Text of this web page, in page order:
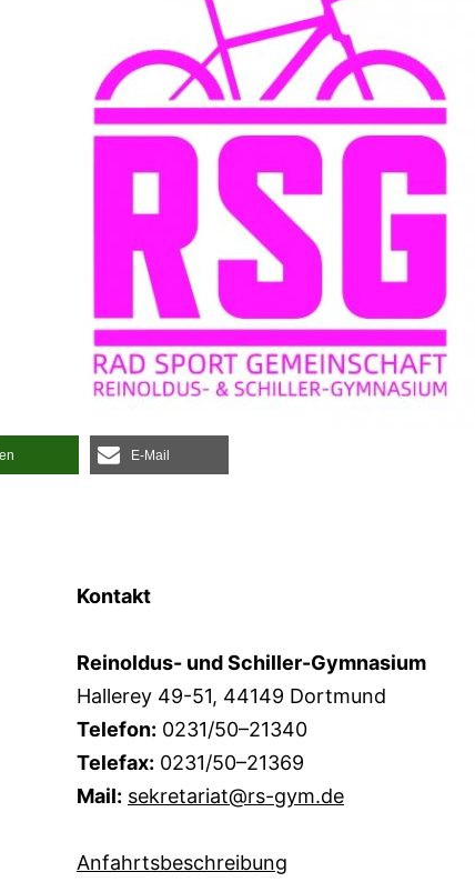
E‑Mail
Kontakt
Reinoldus- und Schiller-Gymnasium
Hallerey 49-51, 44149 Dortmund
Telefon: 0231/50–21340
Telefax: 0231/50–21369
Mail: sekretariat@rs-gym.de
Anfahrtsbeschreibung